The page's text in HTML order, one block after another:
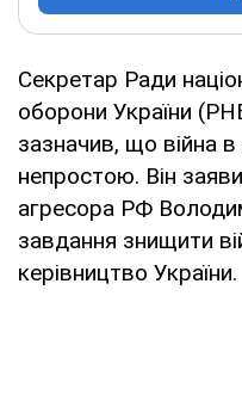
Секретар Ради
оборони України
зазначив, що війна в
непростою. Він
агресора РФ
завдання знищити
керівництво України.